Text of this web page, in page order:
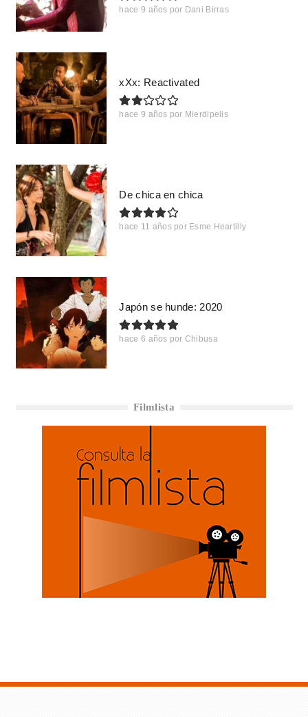
hace 9 años por Dani Birras
xXx: Reactivated
hace 9 años por Mierdipelis
De chica en chica
hace 11 años por Esme Heartilly
Japón se hunde: 2020
hace 6 años por Chibusa
Filmlista